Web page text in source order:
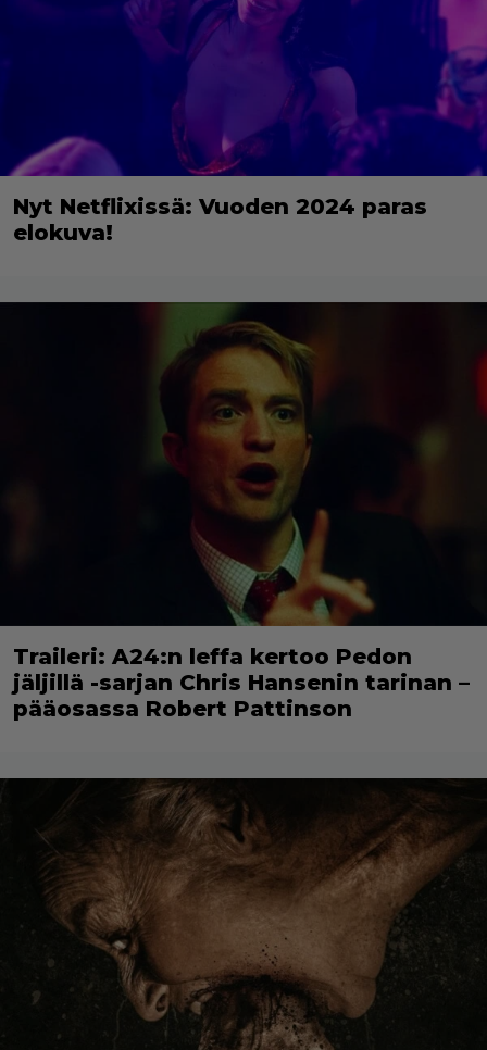
Nyt Netflixissä: Vuoden 2024 paras
elokuva!
Traileri: A24:n leffa kertoo Pedon
jäljillä -sarjan Chris Hansenin tarinan –
pääosassa Robert Pattinson